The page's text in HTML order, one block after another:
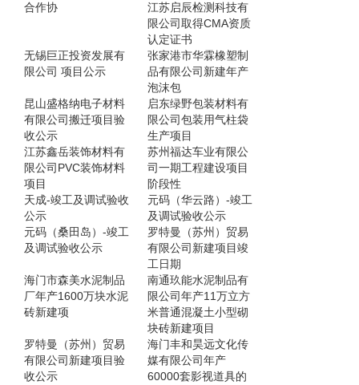
合作协
江苏启辰检测科技有
限公司取得CMA资质
认定证书
无锡巨正投资发展有
限公司 项目公示
张家港市华霖橡塑制
品有限公司新建年产
泡沫包
昆山盛格纳电子材料
有限公司搬迁项目验
收公示
启东绿野包装材料有
限公司包装用气柱袋
生产项目
江苏鑫岳装饰材料有
限公司PVC装饰材料
项目
苏州福达车业有限公
司一期工程建设项目
阶段性
天成-竣工及调试验收
公示
元码（华云路）-竣工
及调试验收公示
元码（桑田岛）-竣工
及调试验收公示
罗特曼（苏州）贸易
有限公司新建项目竣
工日期
海门市森美水泥制品
厂年产1600万块水泥
砖新建项
南通玖能水泥制品有
限公司年产11万立方
米普通混凝土小型砌
块砖新建项目
罗特曼（苏州）贸易
有限公司新建项目验
收公示
海门丰和昊远文化传
媒有限公司年产
60000套影视道具的